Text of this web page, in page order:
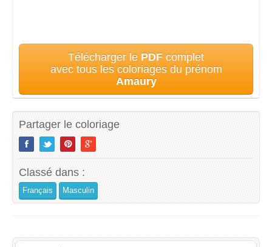
Télécharger le PDF complet
avec tous les coloriages du prénom
Amaury
Partager le coloriage
Classé dans :
Français Masculin